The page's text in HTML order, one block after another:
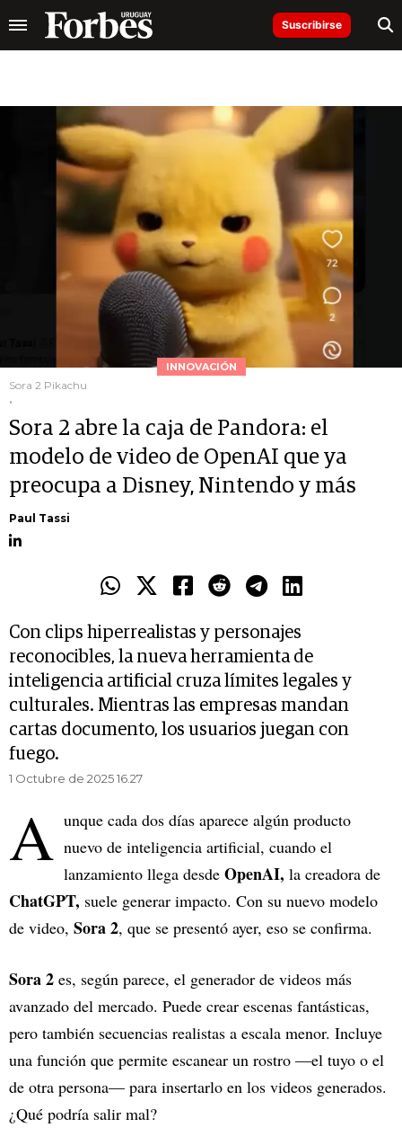
Suscribirse
INNOVACIÓN
Sora 2 Pikachu
.
Sora 2 abre la caja de Pandora: el
modelo de video de OpenAI que ya
preocupa a Disney, Nintendo y más
Paul Tassi
Con clips hiperrealistas y personajes
reconocibles, la nueva herramienta de
inteligencia artificial cruza límites legales y
culturales. Mientras las empresas mandan
cartas documento, los usuarios juegan con
fuego.
1 Octubre de 2025 16.27
A unque cada dos días aparece algún producto
nuevo de inteligencia artificial, cuando el
lanzamiento llega desde OpenAI, la creadora de
ChatGPT, suele generar impacto. Con su nuevo modelo
de video, Sora 2, que se presentó ayer, eso se confirma.
Sora 2 es, según parece, el generador de videos más
avanzado del mercado. Puede crear escenas fantásticas,
pero también secuencias realistas a escala menor. Incluye
una función que permite escanear un rostro —el tuyo o el
de otra persona— para insertarlo en los videos generados.
¿Qué podría salir mal?